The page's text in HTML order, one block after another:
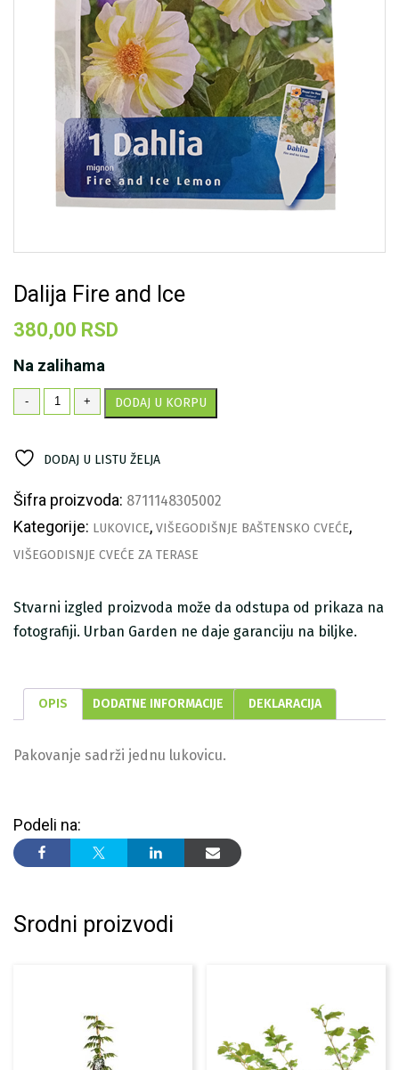
Dalija Fire and Ice
380,00 RSD
Na zalihama
-
Dalija
Fire
količina
+ DODAJ U KORPU
DODAJ U LISTU ŽELJA
Šifra proizvoda: 8711148305002
Kategorije: LUKOVICE, VIŠEGODIŠNJE BAŠTENSKO CVEĆE,
VIŠEGODISNJE CVEĆE ZA TERASE
Stvarni izgled proizvoda može da odstupa od prikaza na
fotografiji. Urban Garden ne daje garanciju na biljke.
OPIS DODATNE INFORMACIJE DEKLARACIJA
Pakovanje sadrži jednu lukovicu.
Podeli na:
Srodni proizvodi